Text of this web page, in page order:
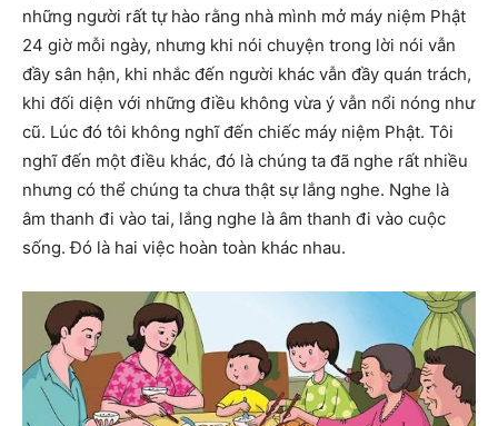
những người rất tự hào rằng nhà mình mở máy niệm Phật
24 giờ mỗi ngày, nhưng khi nói chuyện trong lời nói vẫn
đầy sân hận, khi nhắc đến người khác vẫn đầy quán trách,
khi đối diện với những điều không vừa ý vẫn nổi nóng như
cũ. Lúc đó tôi không nghĩ đến chiếc máy niệm Phật. Tôi
nghĩ đến một điều khác, đó là chúng ta đã nghe rất nhiều
nhưng có thể chúng ta chưa thật sự lắng nghe. Nghe là
âm thanh đi vào tai, lắng nghe là âm thanh đi vào cuộc
sống. Đó là hai việc hoàn toàn khác nhau.